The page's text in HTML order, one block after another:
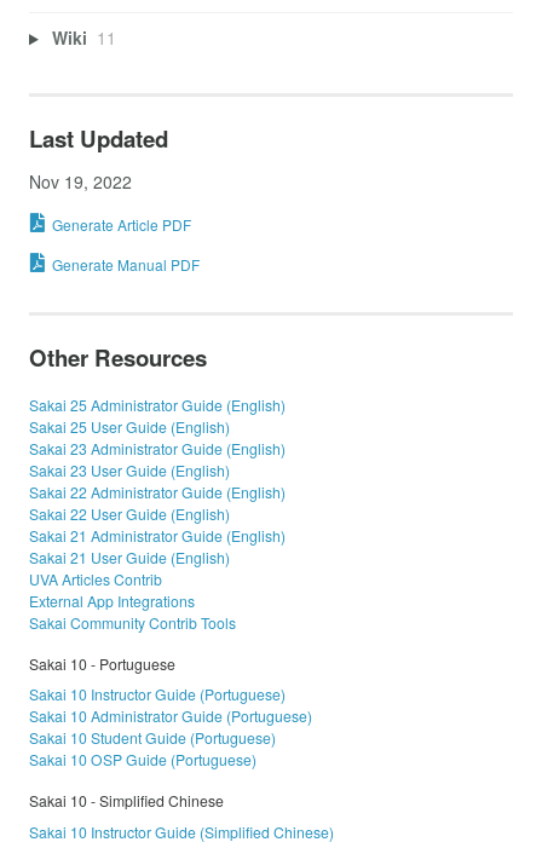
Wiki 11
Last Updated
Nov 19, 2022
Generate Article PDF
Generate Manual PDF
Other Resources
Sakai 25 Administrator Guide (English)
Sakai 25 User Guide (English)
Sakai 23 Administrator Guide (English)
Sakai 23 User Guide (English)
Sakai 22 Administrator Guide (English)
Sakai 22 User Guide (English)
Sakai 21 Administrator Guide (English)
Sakai 21 User Guide (English)
UVA Articles Contrib
External App Integrations
Sakai Community Contrib Tools
Sakai 10 - Portuguese
Sakai 10 Instructor Guide (Portuguese)
Sakai 10 Administrator Guide (Portuguese)
Sakai 10 Student Guide (Portuguese)
Sakai 10 OSP Guide (Portuguese)
Sakai 10 - Simplified Chinese
Sakai 10 Instructor Guide (Simplified Chinese)